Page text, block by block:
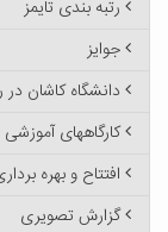
رتبه بندی تایمز
جوایز
دانشگاه کاشان در
کارگاههای آموزشی
افتتاح و بهره
گزارش تصویری